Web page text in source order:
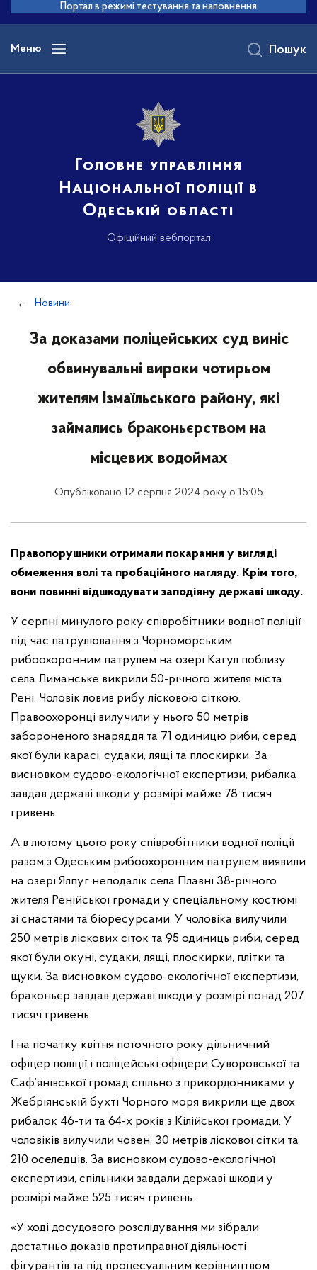
основного
вмісту
Портал в режимі тестування та наповнення
Меню
Головне управління
Національної поліції в
Одеській області
Офіційний вебпортал
Пошук
Новини
За доказами поліцейських суд виніс
обвинувальні вироки чотирьом
жителям Ізмаїльського району, які
займались браконьєрством на
місцевих водоймах
Опубліковано 12 серпня 2024 року о 15:05
Правопорушники отримали покарання у вигляді
обмеження волі та пробаційного нагляду. Крім того,
вони повинні відшкодувати заподіяну державі шкоду.
У серпні минулого року співробітники водної поліції
під час патрулювання з Чорноморським
рибоохоронним патрулем на озері Кагул поблизу
села Лиманське викрили 50-річного жителя міста
Рені. Чоловік ловив рибу лісковою сіткою.
Правоохоронці вилучили у нього 50 метрів
забороненого знаряддя та 71 одиницю риби, серед
якої були карасі, судаки, лящі та плоскирки. За
висновком судово-екологічної експертизи, рибалка
завдав державі шкоди у розмірі майже 78 тисяч
гривень.
А в лютому цього року співробітники водної поліції
разом з Одеським рибоохоронним патрулем виявили
на озері Ялпуг неподалік села Плавні 38-річного
жителя Ренійської громади у спеціальному костюмі
зі снастями та біоресурсами. У чоловіка вилучили
250 метрів ліскових сіток та 95 одиниць риби, серед
якої були окуні, судаки, лящі, плоскирки, плітки та
щуки. За висновком судово-екологічної експертизи,
браконьєр завдав державі шкоди у розмірі понад 207
тисяч гривень.
І на початку квітня поточного року дільничний
офіцер поліції і поліцейські офіцери Суворовської та
Саф’янівської громад спільно з прикордонниками у
Жебріянській бухті Чорного моря викрили ще двох
рибалок 46-ти та 64-х років з Кілійської громади. У
чоловіків вилучили човен, 30 метрів ліскової сітки та
210 оселедців. За висновком судово-екологічної
експертизи, спільники завдали державі шкоди у
розмірі майже 525 тисяч гривень.
«У ході досудового розслідування ми зібрали
достатньо доказів протиправної діяльності
фігурантів та під процесуальним керівництвом